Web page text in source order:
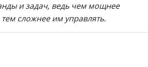
и задач, ведь чем мощнее
сложнее им управлять.